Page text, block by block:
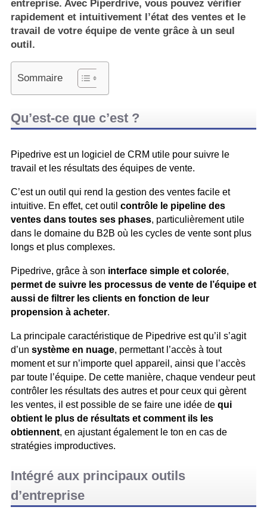
entreprise. Avec Piperdrive, vous pouvez vérifier
rapidement et intuitivement l’état des ventes et le
travail de votre équipe de vente grâce à un seul
outil.
Sommaire
Qu’est-ce que c’est ?
Pipedrive est un logiciel de CRM utile pour suivre le
travail et les résultats des équipes de vente.
C’est un outil qui rend la gestion des ventes facile et
intuitive. En effet, cet outil contrôle le pipeline des
ventes dans toutes ses phases, particulièrement utile
dans le domaine du B2B où les cycles de vente sont plus
longs et plus complexes.
Pipedrive, grâce à son interface simple et colorée,
permet de suivre les processus de vente de l’équipe et
aussi de filtrer les clients en fonction de leur
propension à acheter.
La principale caractéristique de Pipedrive est qu’il s’agit
d’un système en nuage, permettant l’accès à tout
moment et sur n’importe quel appareil, ainsi que l’accès
par toute l’équipe. De cette manière, chaque vendeur peut
contrôler les résultats des autres et pour ceux qui gèrent
les ventes, il est possible de se faire une idée de qui
obtient le plus de résultats et comment ils les
obtiennent, en ajustant également le ton en cas de
stratégies improductives.
Intégré aux principaux outils
d’entreprise